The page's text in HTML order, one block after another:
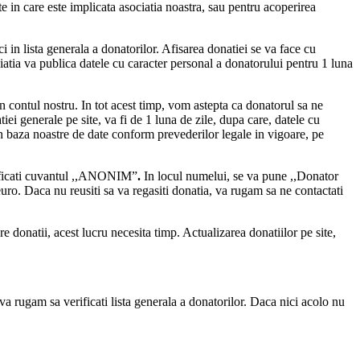
care este implicata asociatia noastra, sau pentru acoperirea
lista generala a donatorilor. Afisarea donatiei se va face cu
va publica datele cu caracter personal a donatorului pentru 1 luna
nostru. In tot acest timp, vom astepta ca donatorul sa ne
generale pe site, va fi de 1 luna de zile, dupa care, datele cu
noastre de date conform prevederilor legale in vigoare, pe
cuvantul ,,ANONIM”. In locul numelui, se va pune ,,Donator
Daca nu reusiti sa va regasiti donatia, va rugam sa ne contactati
donatii, acest lucru necesita timp. Actualizarea donatiilor pe site,
rugam sa verificati lista generala a donatorilor. Daca nici acolo nu